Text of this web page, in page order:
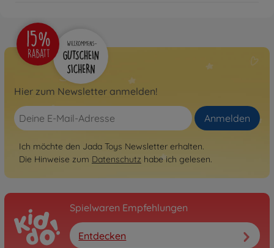
Hier zum Newsletter anmelden!
Anmelden
Ich möchte den Jada Toys Newsletter erhalten.
Die Hinweise zum Datenschutz habe ich gelesen.
Spielwaren Empfehlungen
Entdecken